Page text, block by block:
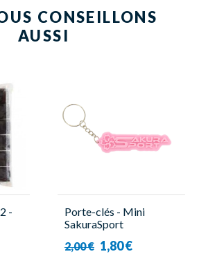
CONSEILLONS
AUSSI
-
Porte-clés - Mini
SakuraSport
2,00 € 1,80 €